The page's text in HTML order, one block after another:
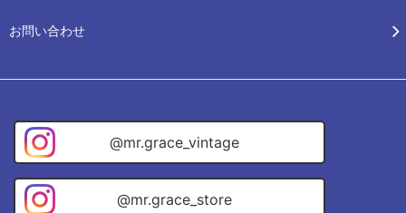
お問い合わせ
@mr.grace_vintage
@mr.grace_store